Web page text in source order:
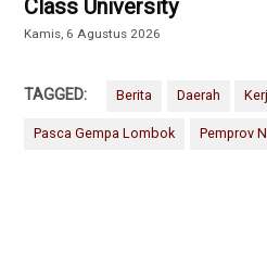
Class University
Kamis, 6 Agustus 2026
TAGGED: Berita Daerah
Pasca Gempa Lombok Pemprov